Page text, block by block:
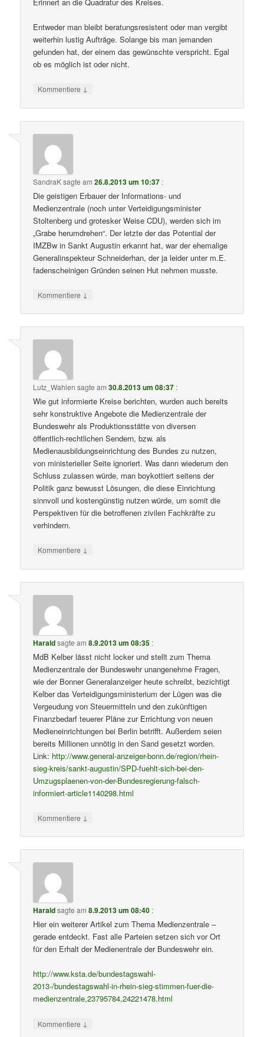
Entweder man bleibt beratungsresistent oder man vergibt
weiterhin lustig Aufträge. Solange bis man jemanden
gefunden hat, der einem das gewünschte verspricht. Egal
ob es möglich ist oder nicht.
Kommentiere ↓
SandraKsagte am26.8.2013 um 10:37 :
Die geistigen Erbauer der Informations- und
Medienzentrale (noch unter Verteidigungsminister
Stoltenberg und grotesker Weise CDU), werden sich im
„Grabe herumdrehen“. Der letzte der das Potential der
IMZBw in Sankt Augustin erkannt hat, war der ehemalige
Generalinspekteur Schneiderhan, der ja leider unter m.E.
fadenscheinigen Gründen seinen Hut nehmen musste.
Kommentiere ↓
Lutz_Wahlen sagte am30.8.2013 um 08:37 :
Wie gut informierte Kreise berichten, wurden auch bereits
sehr konstruktive Angebote die Medienzentrale der
Bundeswehr als Produktionsstätte von diversen
öffentlich-rechtlichen Sendern, bzw. als
Medienausbildungseinrichtung des Bundes zu nutzen,
von ministerieller Seite ignoriert. Was dann wiederum den
Schluss zulassen würde, man boykottiert seitens der
Politik ganz bewusst Lösungen, die diese Einrichtung
sinnvoll und kostengünstig nutzen würde, um somit die
Perspektiven für die betroffenen zivilen Fachkräfte zu
verhindern.
Kommentiere ↓
Haraldsagte am8.9.2013 um 08:35 :
MdB Kelber lässt nicht locker und stellt zum Thema
Medienzentrale der Bundeswehr unangenehme Fragen,
wie der Bonner Generalanzeiger heute schreibt, bezichtigt
Kelber das Verteidigungsministerium der Lügen was die
Vergeudung von Steuermitteln und den zukünftigen
Finanzbedarf teuerer Pläne zur Errichtung von neuen
Medieneinrichtungen bei Berlin betrifft. Außerdem seien
bereits Millionen unnötig in den Sand gesetzt worden.
Link: http://www.general-anzeiger-bonn.de/region/rhein-
sieg-kreis/sankt-augustin/SPD-fuehlt-sich-bei-den-
Umzugsplaenen-von-der-Bundesregierung-falsch-
informiert-article1140298.html
Kommentiere ↓
Haraldsagte am8.9.2013 um 08:40 :
Hier ein weiterer Artikel zum Thema Medienzentrale –
gerade entdeckt. Fast alle Parteien setzen sich vor Ort
für den Erhalt der Medienentrale der Bundeswehr ein.
http://www.ksta.de/bundestagswahl-
2013-/bundestagswahl-in-rhein-sieg-stimmen-fuer-die-
medienzentrale,23795784,24221478.html
Kommentiere ↓